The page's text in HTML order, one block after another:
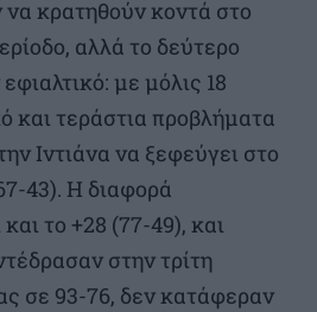
κρατηθούν κοντά στο
αλλά το δεύτερο
με μόλις 18
και τεράστια προβλήματα
Ιντιάνα να ξεφεύγει στο
43). Η διαφορά
το +28 (77-49), και
στην τρίτη
σε 93-76, δεν κατάφεραν